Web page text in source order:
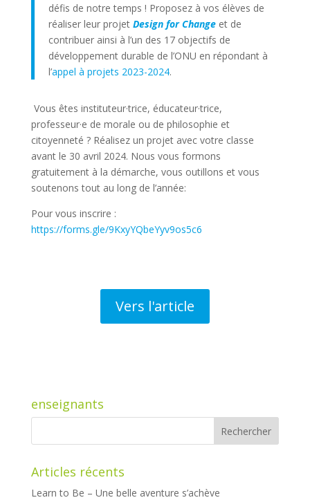
défis de notre temps ! Proposez à vos élèves de
réaliser leur projet Design for Change et de
contribuer ainsi à l’un des 17 objectifs de
développement durable de l’ONU en répondant à
l’appel à projets 2023-2024.
Vous êtes instituteur·trice, éducateur·trice,
professeur·e de morale ou de philosophie et
citoyenneté ? Réalisez un projet avec votre classe
avant le 30 avril 2024. Nous vous formons
gratuitement à la démarche, vous outillons et vous
soutenons tout au long de l’année:
Pour vous inscrire :
https://forms.gle/9KxyYQbeYyv9os5c6
Vers l'article
enseignants
Articles récents
Learn to Be – Une belle aventure s’achève